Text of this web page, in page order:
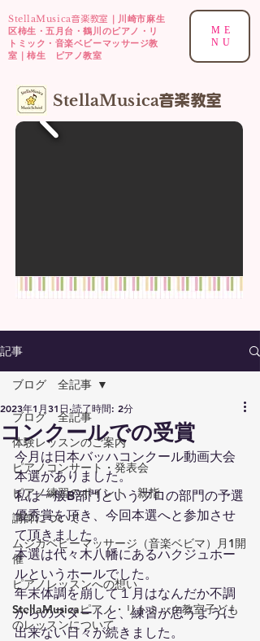
StellaMusica音楽教室
｜川崎市麻生
区柿生・五月台・鶴川のピアノ・リ
トミック・音楽ベビーマッサージ教
室｜柿生 ピアノ教室
ME
NU
​StellaMusica音楽教室
記事
ブログ 全記事
体験レッスンのご案内
ピアノコンサート・発表会
ピアノ練習のポイント 親指
講師について
ムジカベビーマッサージ（音楽ベビマ）月1開
催
ピアノレッスンへの想い
StellaMusicaピアノ・リトミック教室子ども
のレッスンについて
ブログ 全記事
コンクールでの受賞
2023年1月31日 読了時間: 2分
今月は日本バッハコンクール動画大会
本選がありました。
私は一般B部門というプロの部門の予選
優秀賞を頂き、今回本選へと参加させ
て頂きました。
本選は代々木八幡にあるハクジュホー
ルというホールでした。
年末体調を崩して１月はなんだか不調
からのスタートと、練習が思うように
出来ない日々が続きました。